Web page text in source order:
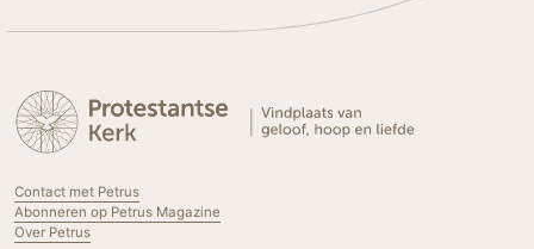
Contact met Petrus
Abonneren op Petrus Magazine
Over Petrus